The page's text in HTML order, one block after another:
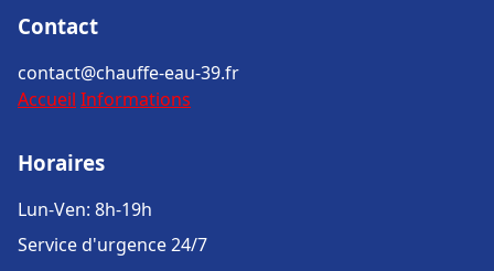
Contact
contact@chauffe-eau-39.fr
Accueil Informations
Horaires
Lun-Ven: 8h-19h
Service d'urgence 24/7